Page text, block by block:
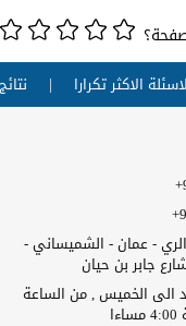
الاكثر تكرارا
- عمان - الشميساني -
جابر بن حيان
الى الخميس , من الساعة